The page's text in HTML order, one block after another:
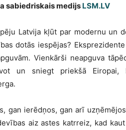
sabiedriskais medijs LSM.LV
Latvija kļūt par modernu un
dotās iespējas?
Vienkārši neapguva
un sniegt priekšā Eiropai,
gan ierēdņos, gan arī
aiz astes katrreiz, kad